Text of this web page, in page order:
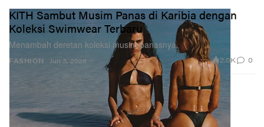
FASHION
KITH Sambut Musim Panas di Karibia dengan
Koleksi Swimwear Terbaru
Menambah deretan koleksi musim panasnya.
Jun 3, 2026 2.0K 0